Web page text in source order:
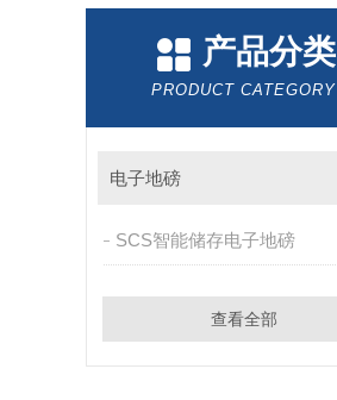
产品分类
PRODUCT CATEGORY
电子地磅
SCS智能储存电子地磅
查看全部